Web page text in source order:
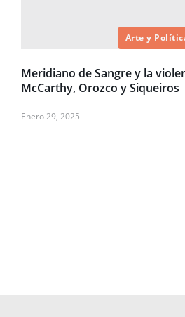
Arte y
Meridiano de Sangre y la
McCarthy, Orozco y Siqueiros
Enero 29, 2025